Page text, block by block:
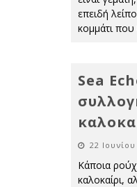
επειδή
κομμάτι που
Sea
22
Κάποια
καλοκαίρι,